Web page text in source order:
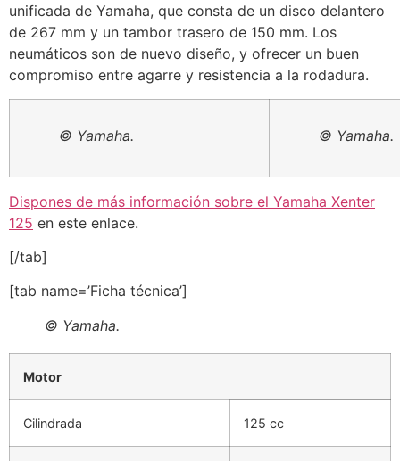
unificada de Yamaha, que consta de un disco delantero
de 267 mm y un tambor trasero de 150 mm. Los
neumáticos son de nuevo diseño, y ofrecer un buen
compromiso entre agarre y resistencia a la rodadura.
© Yamaha. © Yamaha.
Dispones de más información sobre el Yamaha Xenter
125 en este enlace.
[/tab]
[tab name=’Ficha técnica’]
© Yamaha.
Motor
Cilindrada 125 cc